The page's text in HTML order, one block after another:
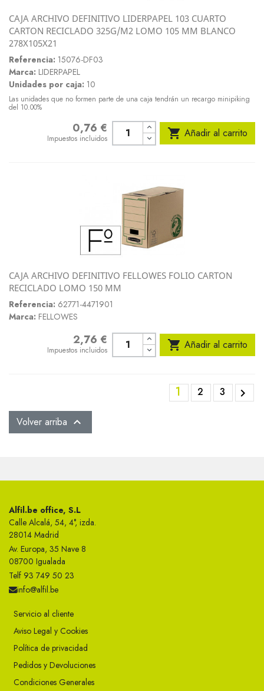
CAJA ARCHIVO DEFINITIVO LIDERPAPEL 103 CUARTO
CARTON RECICLADO 325G/M2 LOMO 105 MM BLANCO
278X105X21
Referencia: 15076-DF03
Marca: LIDERPAPEL
Unidades por caja: 10
Las unidades que no formen parte de una caja tendrán un recargo minipiking
del 10.00%
0,76 €
Impuestos incluidos  Añadir al carrito
CAJA ARCHIVO DEFINITIVO FELLOWES FOLIO CARTON
RECICLADO LOMO 150 MM
Referencia: 62771-4471901
Marca: FELLOWES
2,76 €
Impuestos incluidos  Añadir al carrito
1 2 3 
Volver arriba 
Alfil.be office, S.L
Calle Alcalá, 54, 4°, izda.
28014 Madrid
Av. Europa, 35 Nave 8
08700 Igualada
Telf 93 749 50 23
info@alfil.be
Servicio al cliente
Aviso Legal y Cookies
Política de privacidad
Pedidos y Devoluciones
Condiciones Generales